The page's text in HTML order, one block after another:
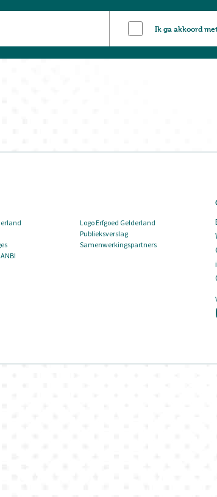
Ik ga akkoord
Logo Erfgoed Gelderland
Publieksverslag
Samenwerkingspartners